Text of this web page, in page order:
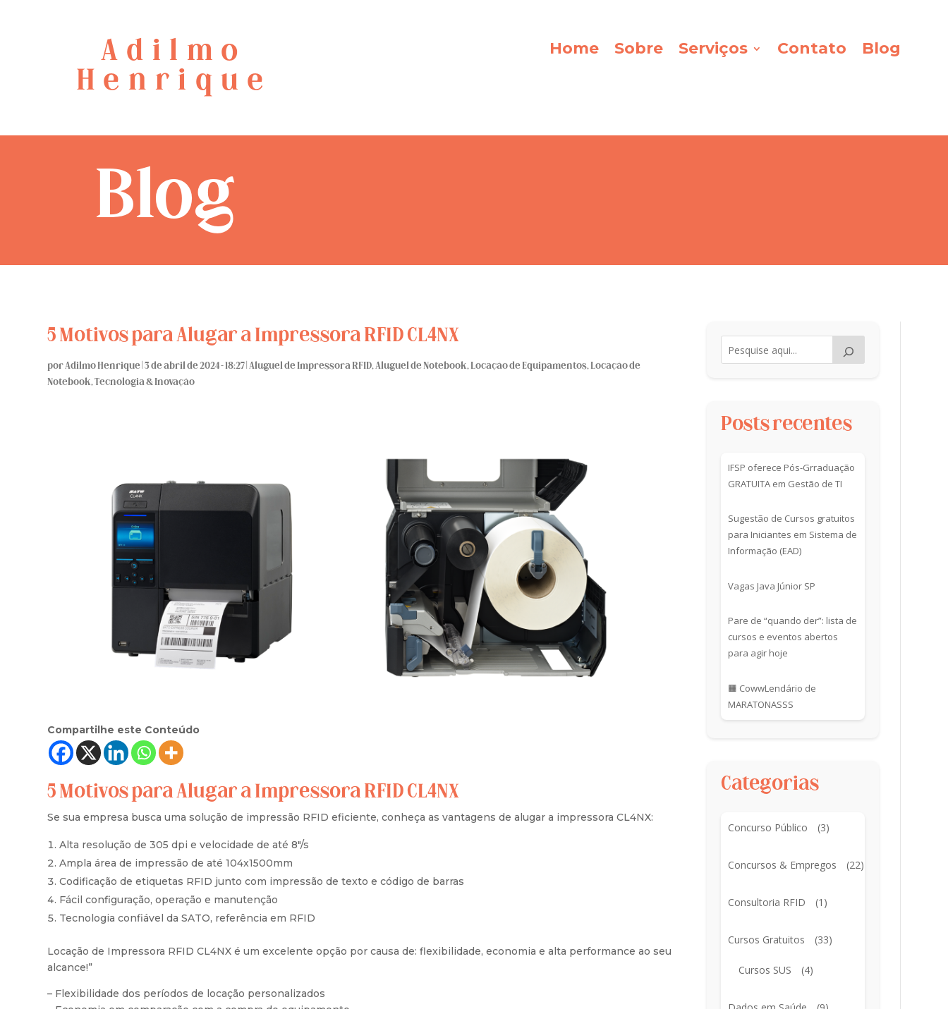
Adilmo
Henrique
Home Sobre Serviços Contato Blog
Blog
5 Motivos para Alugar a Impressora RFID CL4NX
porAdilmo Henrique |3 de abril de 2024 - 18:27|Aluguel de Impressora RFID,Aluguel de Notebook,Locação de Equipamentos,Locação de
Notebook,Tecnologia & Inovação
Compartilhe este Conteúdo
5 Motivos para Alugar a Impressora RFID CL4NX
Se sua empresa busca uma solução de impressão RFID eficiente, conheça as vantagens de alugar a impressora CL4NX:
Alta resolução de 305 dpi e velocidade de até 8″/s
Ampla área de impressão de até 104x1500mm
Codificação de etiquetas RFID junto com impressão de texto e código de barras
Fácil configuração, operação e manutenção
Tecnologia confiável da SATO, referência em RFID
Locação de Impressora RFID CL4NX é um excelente opção por causa de: flexibilidade, economia e alta performance ao seu
alcance!”
– Flexibilidade dos períodos de locação personalizados
Posts recentes
IFSP oferece Pós-Grraduação
GRATUITA em Gestão de TI
Sugestão de Cursos gratuitos
para Iniciantes em Sistema de
Informação (EAD)
Vagas Java Júnior SP
Pare de “quando der”: lista de
cursos e eventos abertos
para agir hoje
🟧 CowwLendário de
MARATONASSS
Categorias
Concurso Público (3)
Concursos & Empregos (22)
Consultoria RFID (1)
Cursos Gratuitos (33)
Cursos SUS (4)